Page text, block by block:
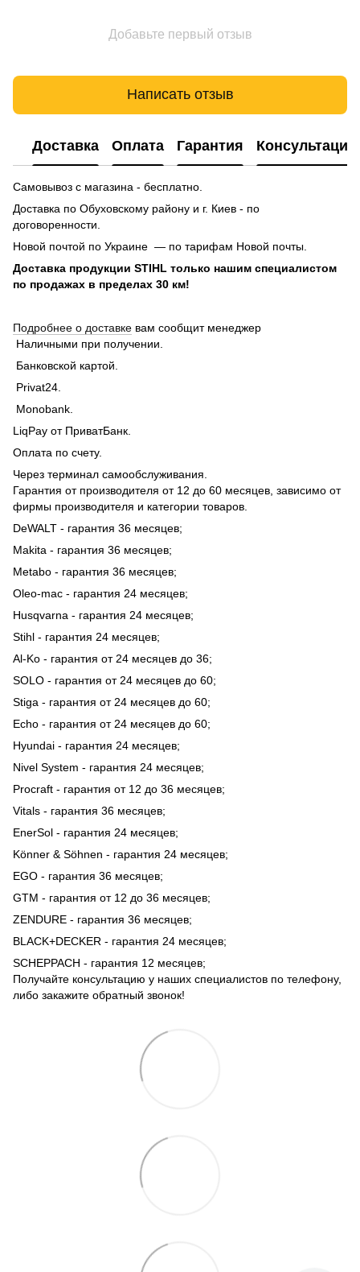
Добавьте первый отзыв
Написать отзыв
Доставка Оплата Гарантия Консультация
Самовывоз с магазина - бесплатно.
Доставка по Обуховскому району и г. Киев - по
договоренности.
Новой почтой по Украине — по тарифам Новой почты.
Доставка продукции STIHL только нашим специалистом
по продажах в пределах 30 км!
Подробнее о доставке вам сообщит менеджер
Наличными при получении.
Банковской картой.
Privat24.
Monobank.
LiqPay от ПриватБанк.
Оплата по счету.
Через терминал самообслуживания.
Гарантия от производителя от 12 до 60 месяцев, зависимо от
фирмы производителя и категории товаров.
DeWALT - гарантия 36 месяцев;
Makita - гарантия 36 месяцев;
Metabo - гарантия 36 месяцев;
Oleo-mac - гарантия 24 месяцев;
Husqvarna - гарантия 24 месяцев;
Stihl - гарантия 24 месяцев;
Al-Ko - гарантия от 24 месяцев до 36;
SOLO - гарантия от 24 месяцев до 60;
Stiga - гарантия от 24 месяцев до 60;
Echo - гарантия от 24 месяцев до 60;
Hyundai - гарантия 24 месяцев;
Nivel System - гарантия 24 месяцев;
Procraft - гарантия от 12 до 36 месяцев;
Vitals - гарантия 36 месяцев;
EnerSol - гарантия 24 месяцев;
Könner & Söhnen - гарантия 24 месяцев;
EGO - гарантия 36 месяцев;
GTM - гарантия от 12 до 36 месяцев;
ZENDURE - гарантия 36 месяцев;
BLACK+DECKER - гарантия 24 месяцев;
SCHEPPACH - гарантия 12 месяцев;
Получайте консультацию у наших специалистов по телефону,
либо закажите обратный звонок!